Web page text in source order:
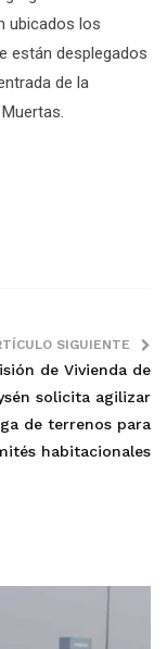
ubicados los
están desplegados
de la
SIGUIENTE
de Vivienda de
solicita agilizar
de terrenos para
habitacionales